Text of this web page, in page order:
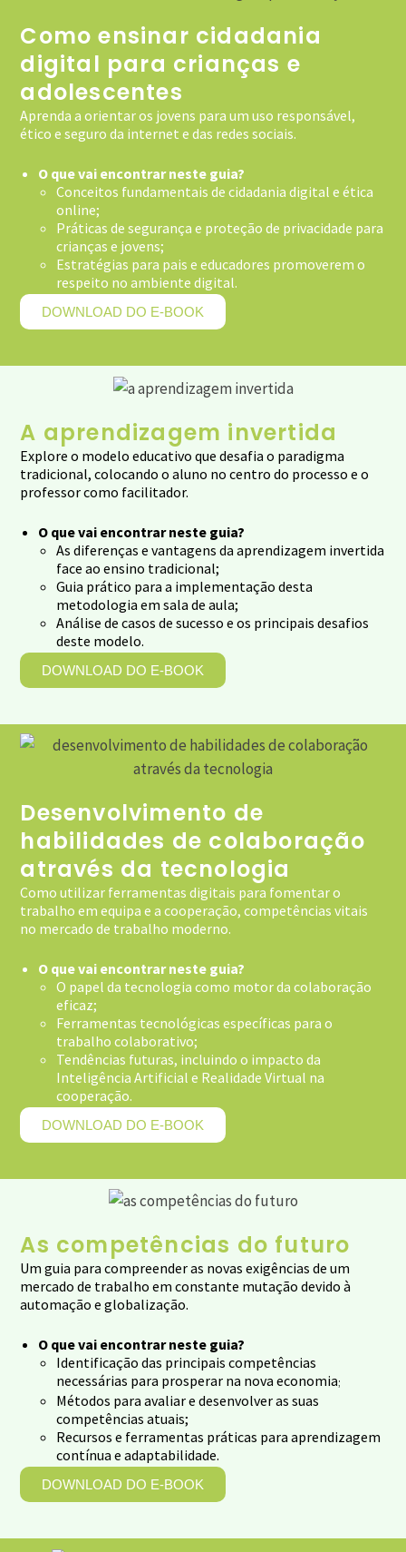
Como ensinar cidadania
digital para crianças e
adolescentes
Aprenda a orientar os jovens para um uso responsável,
ético e seguro da internet e das redes sociais.
O que vai encontrar neste guia?
Conceitos fundamentais de cidadania digital e ética
online;
Práticas de segurança e proteção de privacidade para
crianças e jovens;
Estratégias para pais e educadores promoverem o
respeito no ambiente digital.
DOWNLOAD DO E-BOOK
A aprendizagem invertida
Explore o modelo educativo que desafia o paradigma
tradicional, colocando o aluno no centro do processo e o
professor como facilitador.
O que vai encontrar neste guia?
As diferenças e vantagens da aprendizagem invertida
face ao ensino tradicional;
Guia prático para a implementação desta
metodologia em sala de aula;
Análise de casos de sucesso e os principais desafios
deste modelo.
DOWNLOAD DO E-BOOK
Desenvolvimento de
habilidades de colaboração
através da tecnologia
Como utilizar ferramentas digitais para fomentar o
trabalho em equipa e a cooperação, competências vitais
no mercado de trabalho moderno.
O que vai encontrar neste guia?
O papel da tecnologia como motor da colaboração
eficaz;
Ferramentas tecnológicas específicas para o
trabalho colaborativo;
Tendências futuras, incluindo o impacto da
Inteligência Artificial e Realidade Virtual na
cooperação.
DOWNLOAD DO E-BOOK
As competências do futuro
Um guia para compreender as novas exigências de um
mercado de trabalho em constante mutação devido à
automação e globalização.
O que vai encontrar neste guia?
Identificação das principais competências
necessárias para prosperar na nova economia;
Métodos para avaliar e desenvolver as suas
competências atuais;
Recursos e ferramentas práticas para aprendizagem
contínua e adaptabilidade.
DOWNLOAD DO E-BOOK